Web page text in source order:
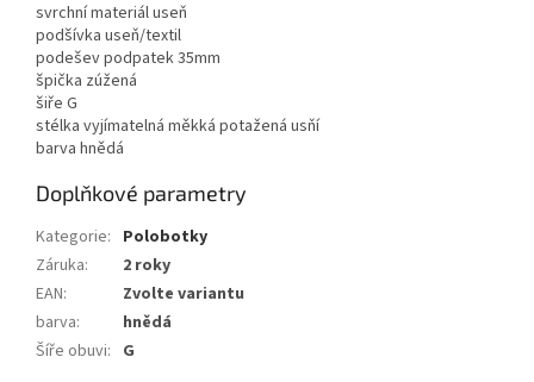
svrchní materiál useň
podšívka useň/textil
podešev podpatek 35mm
špička zúžená
šiře G
stélka vyjímatelná měkká potažená usňí
barva hnědá
Doplňkové parametry
Kategorie: Polobotky
Záruka:
2 roky
EAN:
Zvolte variantu
barva:
hnědá
Šíře obuvi: G